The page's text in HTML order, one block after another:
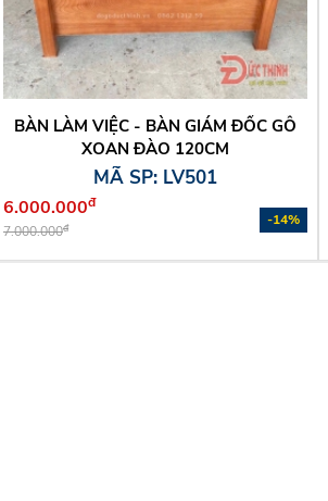
BÀN LÀM VIỆC - BÀN GIÁM ĐỐC GỖ
XOAN ĐÀO 120CM
MÃ SP: LV501
6.000.000đ
7.000.000đ -14%